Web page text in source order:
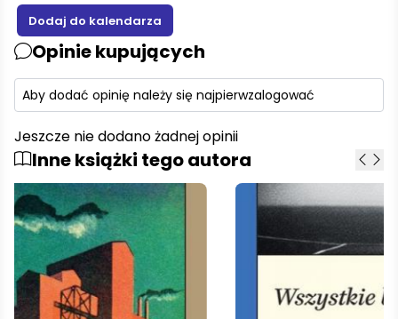
Opinie kupujących
Aby dodać opinię należy się najpierwzalogować
Jeszcze nie dodano żadnej opinii
Inne książki tego autora